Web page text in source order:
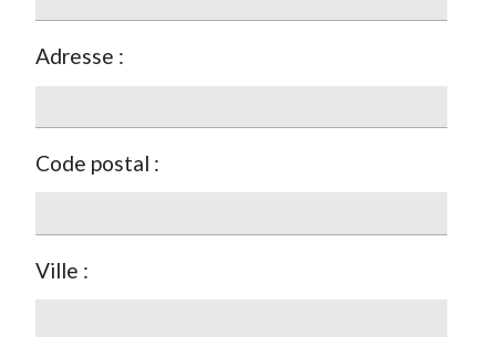
Adresse :
Code postal :
Ville :